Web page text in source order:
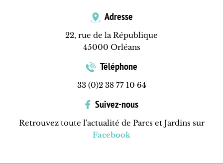
Adresse
22, rue de la République
45000 Orléans
Téléphone
33 (0)2 38 77 10 64
Suivez-nous
Retrouvez toute l'actualité de Parcs et Jardins sur
Facebook